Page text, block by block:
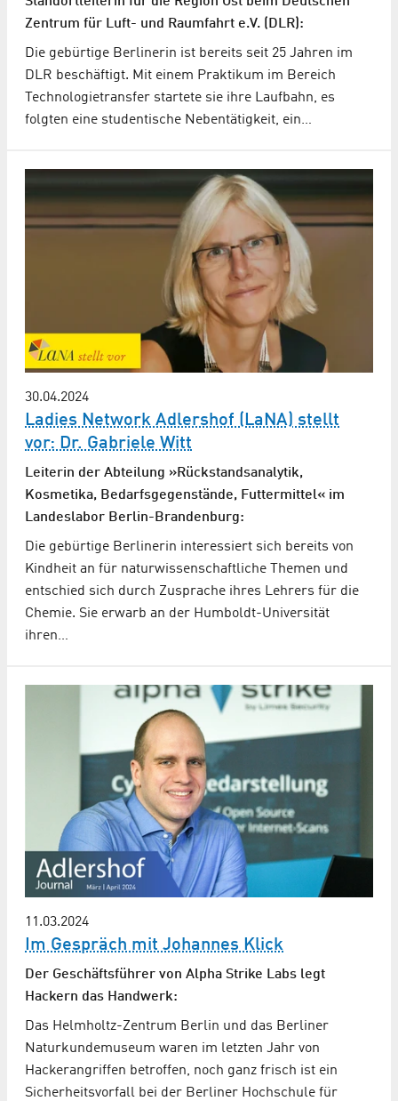
Zentrum für Luft- und Raumfahrt e.V. (DLR):
Die gebürtige Berlinerin ist bereits seit 25 Jahren im
DLR beschäftigt. Mit einem Praktikum im Bereich
Technologietransfer startete sie ihre Laufbahn, es
folgten eine studentische Nebentätigkeit, ein…
30.04.2024
Ladies Network Adlershof (LaNA) stellt
vor: Dr. Gabriele Witt
Leiterin der Abteilung »Rückstandsanalytik,
Kosmetika, Bedarfsgegenstände, Futtermittel« im
Landeslabor Berlin-Brandenburg:
Die gebürtige Berlinerin interessiert sich bereits von
Kindheit an für naturwissenschaftliche Themen und
entschied sich durch Zusprache ihres Lehrers für die
Chemie. Sie erwarb an der Humboldt-Universität
ihren…
11.03.2024
Im Gespräch mit Johannes Klick
Der Geschäftsführer von Alpha Strike Labs legt
Hackern das Handwerk:
Das Helmholtz-Zentrum Berlin und das Berliner
Naturkundemuseum waren im letzten Jahr von
Hackerangriffen betroffen, noch ganz frisch ist ein
Sicherheitsvorfall bei der Berliner Hochschule für